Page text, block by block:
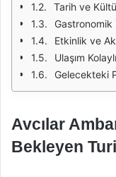
Tarih ve
Etkinlik ve
Ulaşım
Gelecekteki
Avcılar
Bekleyen